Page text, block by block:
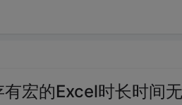
宏的Excel时长时间